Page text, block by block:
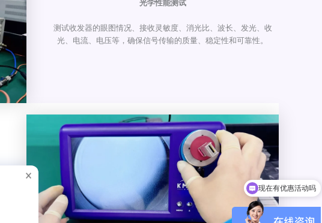
光学性能测试
测试收发器的眼图情况、接收灵敏度、消光比、波长、发光、收
光、电流、电压等，确保信号传输的质量、稳定性和可靠性。
可以介绍下你们的产品么
现在有优惠活动吗